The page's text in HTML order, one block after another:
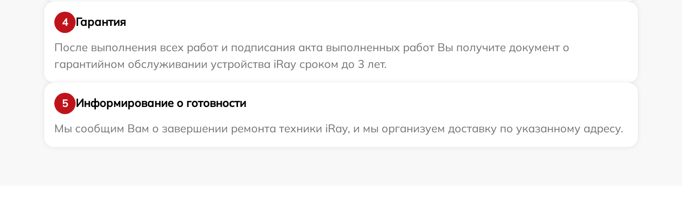
4
Гарантия
После выполнения всех работ и подписания акта выполненных работ Вы получите документ о
гарантийном обслуживании устройства iRay сроком до 3 лет.
5
Информирование о готовности
Мы сообщим Вам о завершении ремонта техники iRay, и мы организуем доставку по указанному адресу.